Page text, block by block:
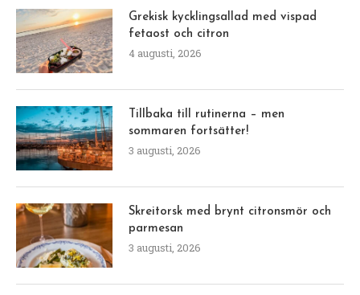
Grekisk kycklingsallad med vispad
fetaost och citron
4 augusti, 2026
Tillbaka till rutinerna – men
sommaren fortsätter!
3 augusti, 2026
Skreitorsk med brynt citronsmör och
parmesan
3 augusti, 2026